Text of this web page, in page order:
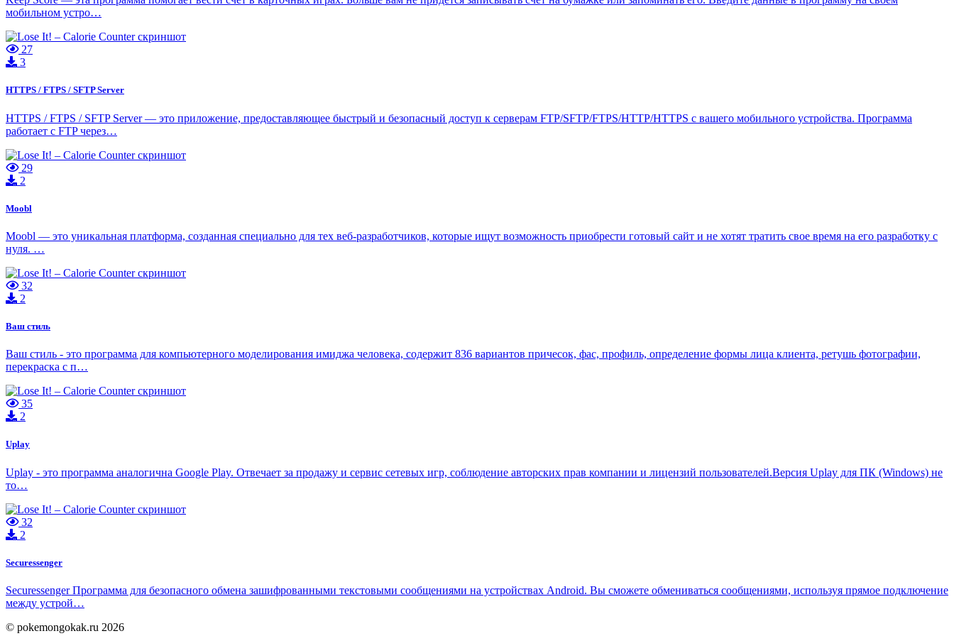
мобильном устро…
27
3
HTTPS / FTPS / SFTP Server
HTTPS / FTPS / SFTP Server — это приложение, предоставляющее быстрый и безопасный доступ к серверам FTP/SFTP/FTPS/HTTP/HTTPS с вашего мобильного устройства. Программа
работает с FTP через…
29
2
Moobl
Moobl — это уникальная платформа, созданная специально для тех веб-разработчиков, которые ищут возможность приобрести готовый сайт и не хотят тратить свое время на его разработку с
нуля. …
32
2
Ваш стиль
Ваш стиль - это программа для компьютерного моделирования имиджа человека, содержит 836 вариантов причесок, фас, профиль, определение формы лица клиента, ретушь фотографии,
перекраска c п…
35
2
Uplay
Uplay - это программа аналогична Google Play. Отвечает за продажу и сервис сетевых игр, соблюдение авторских прав компании и лицензий пользователей.Версия Uplay для ПК (Windows) не
то…
32
2
Securessenger
Securessenger Программа для безопасного обмена зашифрованными текстовыми сообщениями на устройствах Android. Вы сможете обмениваться сообщениями, используя прямое подключение
между устрой…
© pokemongokak.ru 2026